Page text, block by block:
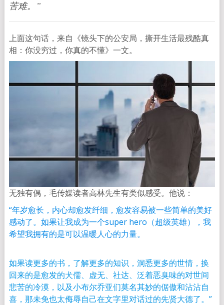
苦难。”
上面这句话，来自《镜头下的公安局，撕开生活最残酷真
相：你没穷过，你真的不懂》一文。
无独有偶，毛传媒读者高林先生有类似感受。他说：
“年岁愈长，内心却愈发纤细，愈发容易被一些简单的美好
感动了。如果让我成为一个super hero（超级英雄），我
希望我拥有的是可以温暖人心的力量。
如果读更多的书，了解更多的知识，洞悉更多的世情，换
回来的是愈发的犬儒、虚无、社达、泛着恶臭味的对世间
悲苦的冷漠，以及小布尔乔亚们莫名其妙的倨傲和沾沾自
喜，那未免也太侮辱自己在文字里对话过的先贤大德了。”